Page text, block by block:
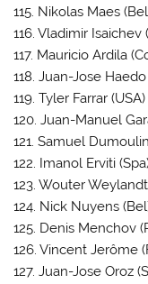
115. Nikolas Maes
116. Vladimir
117. Mauricio Ardila
118. Juan-Jose
119. Tyler Farrar
120. Juan-Manuel
121. Samuel
122. Imanol Erviti
123. Wouter
124. Nick Nuyens
125. Denis Menchov
126. Vincent Jerôme
127. Juan-Jose Oroz